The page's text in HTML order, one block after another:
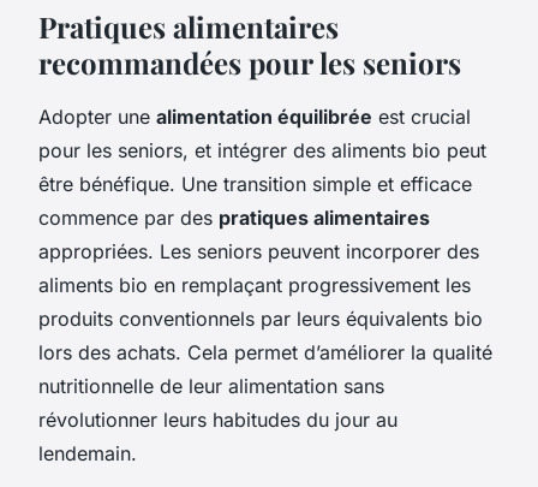
Pratiques alimentaires
recommandées pour les seniors
Adopter une alimentation équilibrée est crucial
pour les seniors, et intégrer des aliments bio peut
être bénéfique. Une transition simple et efficace
commence par des pratiques alimentaires
appropriées. Les seniors peuvent incorporer des
aliments bio en remplaçant progressivement les
produits conventionnels par leurs équivalents bio
lors des achats. Cela permet d’améliorer la qualité
nutritionnelle de leur alimentation sans
révolutionner leurs habitudes du jour au
lendemain.